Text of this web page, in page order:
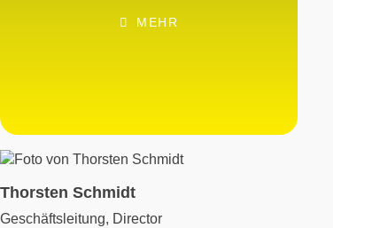
MEHR
Thorsten Schmidt
Geschäftsleitung, Director